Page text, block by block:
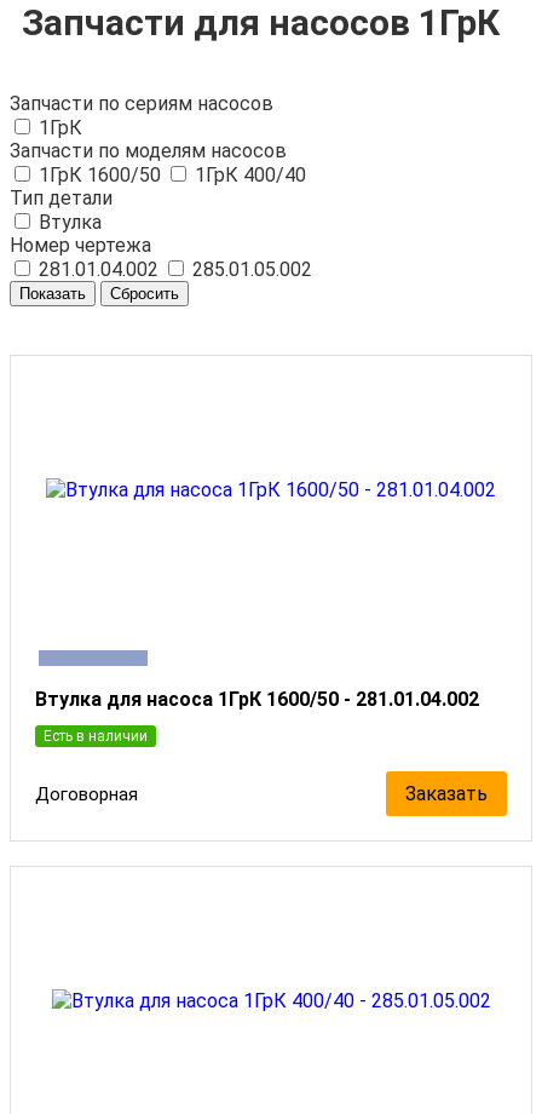
Запчасти для насосов 1ГрК
Запчасти по сериям насосов
1ГрК
Запчасти по моделям насосов
1ГрК 1600/50
1ГрК 400/40
Тип детали
Втулка
Номер чертежа
281.01.04.002
285.01.05.002
Втулка для насоса 1ГрК 1600/50 - 281.01.04.002
Есть в наличии
Договорная Заказать